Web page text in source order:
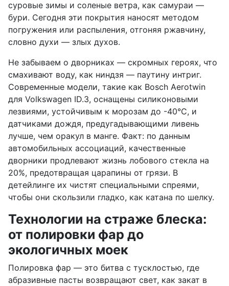
суровые зимы и соленые ветра, как самураи —
бури. Сегодня эти покрытия наносят методом
погружения или распыления, отгоняя ржавчину,
словно духи — злых духов.
Не забываем о дворниках — скромных героях, что
смахивают воду, как ниндзя — паутину интриг.
Современные модели, такие как Bosch Aerotwin
для Volkswagen ID.3, оснащены силиконовыми
лезвиями, устойчивым к морозам до -40°C, и
датчиками дождя, предугадывающими ливень
лучше, чем оракул в манге. Факт: по данным
автомобильных ассоциаций, качественные
дворники продлевают жизнь лобового стекла на
20%, предотвращая царапины от грязи. В
детейлинге их чистят специальными спреями,
чтобы они скользили гладко, как катана по шелку.
Технологии на страже блеска:
от полировки фар до
экологичных моек
Полировка фар — это битва с тусклостью, где
абразивные пасты возвращают свет, как закат в